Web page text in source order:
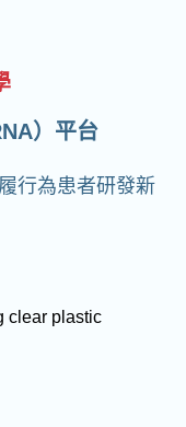
）平台
行為患者研發新